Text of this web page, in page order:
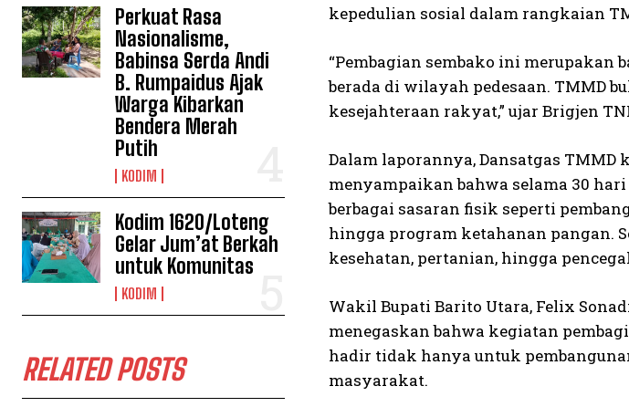
Perkuat Rasa
Nasionalisme,
Babinsa Serda Andi
B. Rumpaidus Ajak
Warga Kibarkan
Bendera Merah
Putih
KODIM
Kodim 1620/Loteng
Gelar Jum’at Berkah
untuk Komunitas
KODIM
RELATED POSTS
kepedulian sosial dalam rangkaian
“Pembagian sembako ini
berada di wilayah pedesaan. TMMD
kesejahteraan rakyat,” ujar Brigjen
Dalam laporannya, Dansatgas TMMD
menyampaikan bahwa selama 30
berbagai sasaran fisik seperti
hingga program ketahanan pangan.
kesehatan, pertanian, hingga
Wakil Bupati Barito Utara, Felix
menegaskan bahwa kegiatan
hadir tidak hanya untuk
masyarakat.